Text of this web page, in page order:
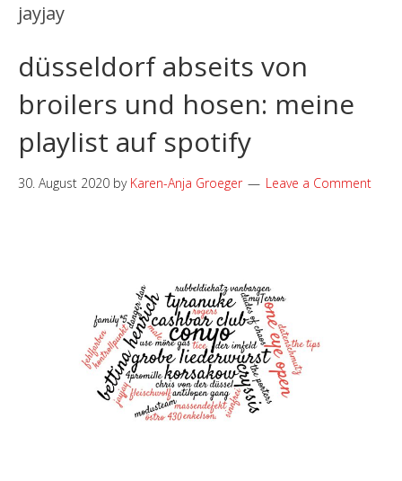
jayjay
düsseldorf abseits von
broilers und hosen: meine
playlist auf spotify
30. August 2020 by Karen-Anja Groeger Leave a Comment